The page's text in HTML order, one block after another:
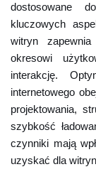
dostosowane
kluczowych
witryn
okresowi
interakcję.
internetowego
projektowania,
szybkość
czynniki mają
uzyskać dla